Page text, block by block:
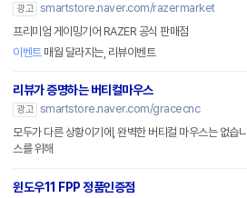
광고 smartstore.naver.com/razermarket
프리미엄 게이밍기어 RAZER 공식 판매점
이벤트매월 달라지는, 리뷰이벤트
리뷰가 증명하는 버티컬마우스
광고 smartstore.naver.com/gracecnc
모두가 다른 상황이기에, 완벽한 버티컬 마우스는 없습
스를 위해
윈도우11 FPP 정품인증점